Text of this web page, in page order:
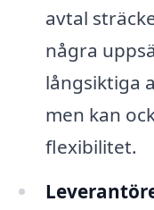
avtal
några
långsiktiga
men kan
flexibilitet.